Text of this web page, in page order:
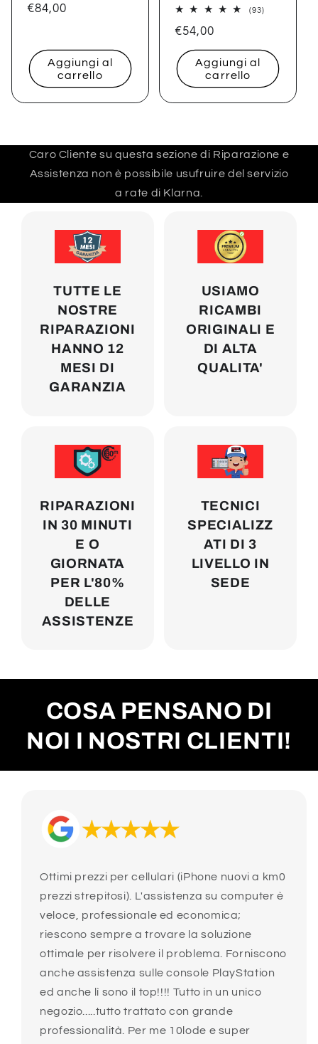
Prezzo
€84,00
Aggiungi al
carrello
(93)93
Prezzo
listino
€54,00
Aggiungi al
carrello
Caro Cliente su questa sezione di Riparazione e
Assistenza non è possibile usufruire del servizio
a rate di Klarna.
TUTTE LE
NOSTRE
RIPARAZIONI
HANNO 12
MESI DI
GARANZIA
USIAMO
RICAMBI
ORIGINALI E
DI ALTA
QUALITA'
RIPARAZIONI
IN 30 MINUTI
E O
GIORNATA
PER L'80%
DELLE
ASSISTENZE
TECNICI
SPECIALIZZ
ATI DI 3
LIVELLO IN
SEDE
COSA PENSANO DI
NOI I NOSTRI CLIENTI!
Ottimi prezzi per cellulari (iPhone nuovi a km0
prezzi strepitosi). L'assistenza su computer è
veloce, professionale ed economica;
riescono sempre a trovare la soluzione
ottimale per risolvere il problema. Forniscono
anche assistenza sulle console PlayStation
ed anche lì sono il top!!!! Tutto in un unico
negozio.....tutto trattato con grande
professionalità. Per me 10lode e super